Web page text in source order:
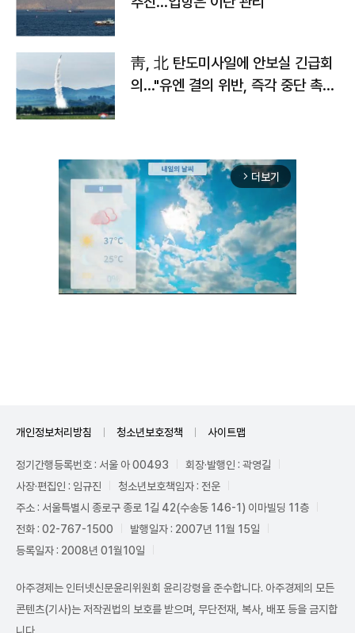
靑, 北 탄도미사일에 안보실 긴급회
의…"유엔 결의 위반, 즉각 중단 촉
arrow_forward_ios 더보기
개인정보처리방침 청소년보호정책 사이트맵
정기간행등록번호 : 서울 아 00493
회장·발행인 : 곽영길
사장·편집인 : 임규진
청소년보호책임자 : 전운
주소 : 서울특별시 종로구 종로 1길 42(수송동 146-1) 이마빌딩 11층
전화 : 02-767-1500
발행일자 : 2007년 11월 15일
등록일자 : 2008년 01월10일
아주경제는 인터넷신문윤리위원회 윤리강령을 준수합니다. 아주경제의 모든
콘텐츠(기사)는 저작권법의 보호를 받으며, 무단전재, 복사, 배포 등을 금지합
니다.